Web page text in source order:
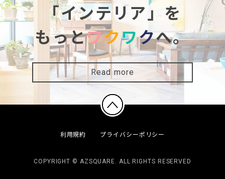
「インテリア」を
もっとワクワクへ。
Read more
利用規約 プライバシーポリシー
COPYRIGHT © AZSQUARE. ALL RIGHTS RESERVED